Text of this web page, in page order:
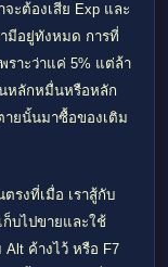
ะต้องเสีย Exp และ
ามีอยู่ทังหมด การที่
ราะว่าแค่ 5% แต่ล้า
นหลักหมื่นหรือหลัก
ายนั้นมาซื้อของเติม
รงที่เมื่อ เราสู้กับ
ก็บไปขายและใช้
Alt ค้างไว้ หรือ F7